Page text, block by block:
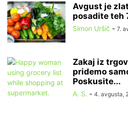
Avgust je
posadite teh
Simon Uršič - 7.
Zakaj iz
pridemo
Poskusite...
A. S. - 4. avgusta,